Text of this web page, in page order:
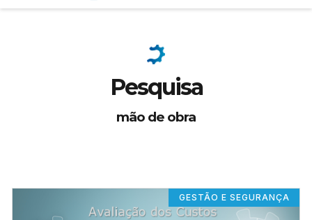
Pesquisa
mão de obra
GESTÃO E SEGURANÇA